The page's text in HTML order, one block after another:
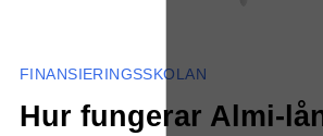
FINANSIERINGSSKOLAN
Hur fungerar Almi-